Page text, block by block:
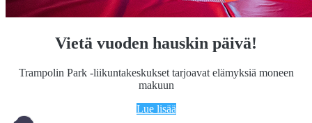
Vietä vuoden hauskin päivä!
Trampolin Park -liikuntakeskukset tarjoavat elämyksiä moneen
makuun
Lue lisää